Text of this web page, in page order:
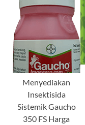
Menyediakan
Insektisida
Sistemik Gaucho
350 FS Harga